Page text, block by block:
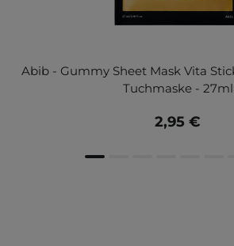
Abib - Gummy Sheet Mask Vita
Tuchmaske - 27ml
2,95 €